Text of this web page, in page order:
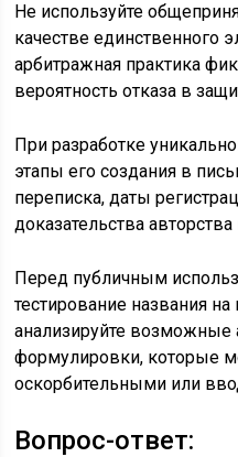
Не используйте
качестве единственного
арбитражная практика
вероятность отказа в
При разработке
этапы его создания в
переписка, даты
доказательства
Перед публичным
тестирование названия
анализируйте возможные
формулировки, которые
оскорбительными или
Вопрос-ответ: